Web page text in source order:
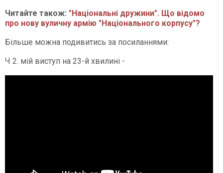
Читайте також: "Національні дружини". Що відомо
про нову вуличну армію "Національного корпусу"?
Більше можна подивитись за посиланнями:
Ч 2. мій виступ на 23-й хвилині -